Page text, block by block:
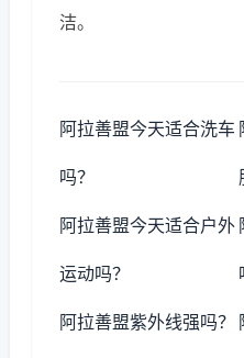
洁。
阿拉善盟今天适合洗车
吗？
阿拉善盟今天适合户外
运动吗？
阿拉善盟紫外线强吗？